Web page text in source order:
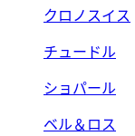
クロノスイス
チュードル
ショパール
ベル＆ロス